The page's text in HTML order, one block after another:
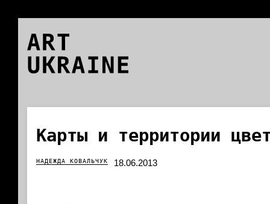
ART
UKRAINE
Карты и территории
НАДЕЖДА КОВАЛЬЧУК 18.06.2013